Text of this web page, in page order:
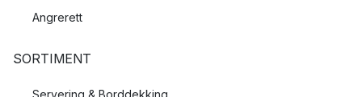
Angrerett
SORTIMENT
Servering & Borddekking